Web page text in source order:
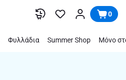
0
Φυλλάδια Summer Shop Μόνο